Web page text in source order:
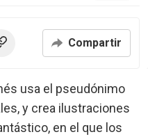
Compartir
usa el pseudónimo
y crea ilustraciones
en el que los